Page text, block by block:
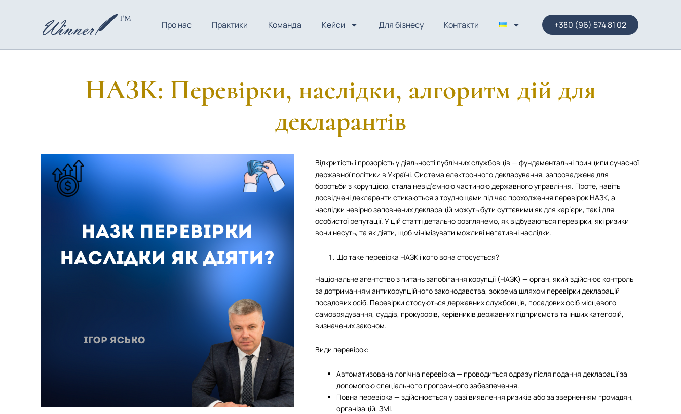
Про нас Практики Команда Кейси Для бізнесу Контакти +380 (96) 574 81 02
НАЗК: Перевірки, наслідки, алгоритм дій для
декларантів
Відкритість і прозорість у діяльності публічних службовців — фундаментальні принципи сучасної
державної політики в Україні. Система електронного декларування, запроваджена для
боротьби з корупцією, стала невід’ємною частиною державного управління. Проте, навіть
досвідчені декларанти стикаються з труднощами під час проходження перевірок НАЗК, а
наслідки невірно заповнених декларацій можуть бути суттєвими як для кар’єри, так і для
особистої репутації. У цій статті детально розглянемо, як відбуваються перевірки, які ризики
вони несуть, та як діяти, щоб мінімізувати можливі негативні наслідки.
Що таке перевірка НАЗК і кого вона стосується?
Національне агентство з питань запобігання корупції (НАЗК) — орган, який здійснює контроль
за дотриманням антикорупційного законодавства, зокрема шляхом перевірки декларацій
посадових осіб. Перевірки стосуються державних службовців, посадових осіб місцевого
самоврядування, суддів, прокурорів, керівників державних підприємств та інших категорій,
визначених законом.
Види перевірок:
Автоматизована логічна перевірка — проводиться одразу після подання декларації за
допомогою спеціального програмного забезпечення.
Повна перевірка — здійснюється у разі виявлення ризиків або за зверненням громадян,
організацій, ЗМІ.